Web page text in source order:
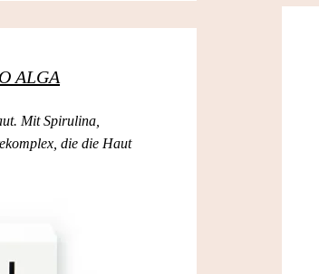
ALGA
Mit Spirulina,
die die Haut